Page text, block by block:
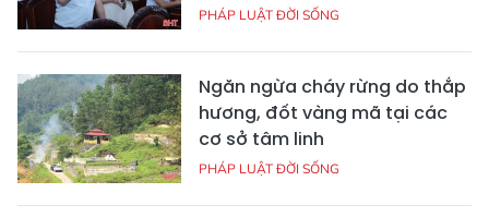
PHÁP LUẬT ĐỜI SỐNG
Ngăn ngừa cháy rừng do thắp
hương, đốt vàng mã tại các
cơ sở tâm linh
PHÁP LUẬT ĐỜI SỐNG